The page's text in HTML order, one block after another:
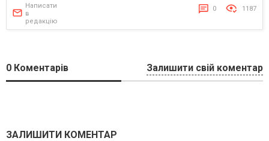
Написати
в
редакцію
0 1187
0 Коментарів Залишити свій коментар
ЗАЛИШИТИ КОМЕНТАР